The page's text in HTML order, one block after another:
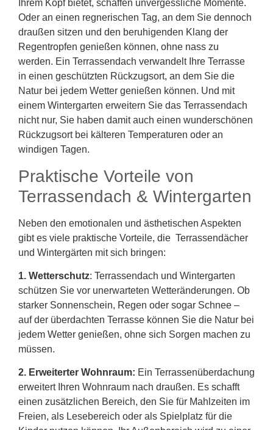
Ihrem Kopf bietet, schaffen unvergessliche Momente.
Oder an einen regnerischen Tag, an dem Sie dennoch
draußen sitzen und den beruhigenden Klang der
Regentropfen genießen können, ohne nass zu
werden. Ein Terrassendach verwandelt Ihre Terrasse
in einen geschützten Rückzugsort, an dem Sie die
Natur bei jedem Wetter genießen können. Und mit
einem Wintergarten erweitern Sie das Terrassendach
nicht nur, Sie haben damit auch einen wunderschönen
Rückzugsort bei kälteren Temperaturen oder an
windigen Tagen.
Praktische Vorteile von
Terrassendach & Wintergarten
Neben den emotionalen und ästhetischen Aspekten
gibt es viele praktische Vorteile, die Terrassendächer
und Wintergärten mit sich bringen:
1. Wetterschutz: Terrassendach und Wintergarten
schützen Sie vor unerwarteten Wetteränderungen. Ob
starker Sonnenschein, Regen oder sogar Schnee –
auf der überdachten Terrasse können Sie die Natur bei
jedem Wetter genießen, ohne sich Sorgen machen zu
müssen.
2. Erweiterter Wohnraum: Ein Terrassenüberdachung
erweitert Ihren Wohnraum nach draußen. Es schafft
einen zusätzlichen Bereich, den Sie für Mahlzeiten im
Freien, als Lesebereich oder als Spielplatz für die